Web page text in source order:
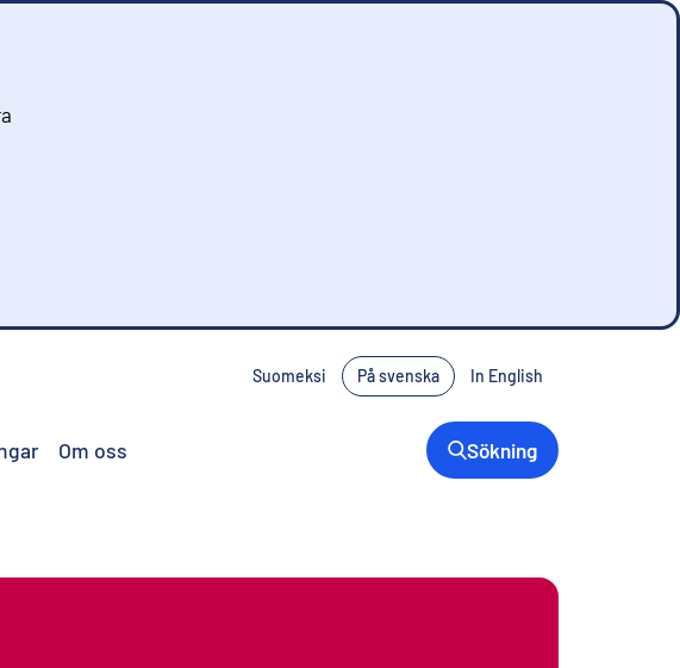
Suomeksi På svenska In English
Om oss Sökning